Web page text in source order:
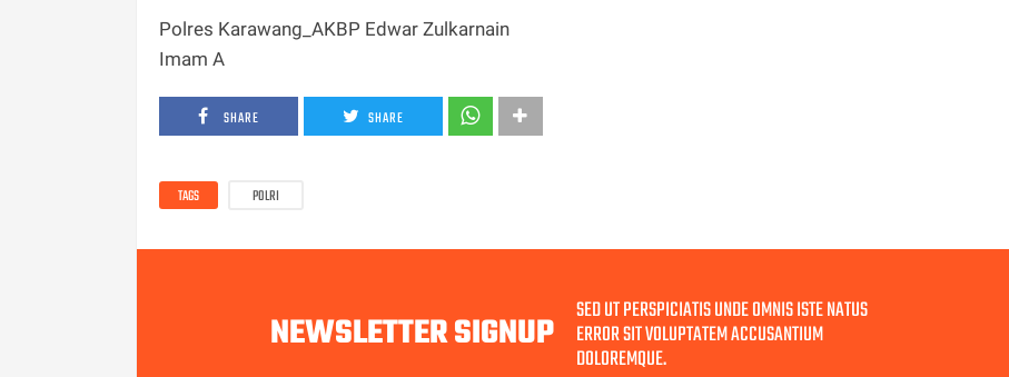
Polres Karawang_AKBP Edwar Zulkarnain
Imam A
SHARE SHARE
TAGS POLRI
NEWSLETTER SIGNUP SED UT PERSPICIATIS UNDE OMNIS ISTE NATUS
ERROR SIT VOLUPTATEM ACCUSANTIUM
DOLOREMQUE.